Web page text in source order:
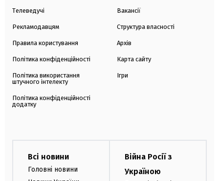
Телеведучі
Рекламодавцям
Правила користування
Політика конфіденційності
Політика використання
штучного інтелекту
Політика конфіденційності
додатку
Вакансії
Структура власності
Архів
Карта сайту
Ігри
Всі новини
Головні новини
Війна Росії з
Україною